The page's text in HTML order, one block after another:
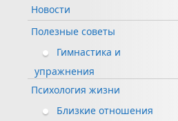
Новости
Полезные советы
Гимнастика и
упражнения
Психология жизни
Близкие отношения